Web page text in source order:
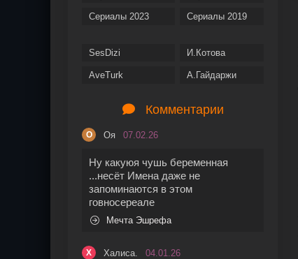
Сериалы 2023 Сериалы 2019
SesDizi
AveTurk
И.Котова
А.Гайдаржи
Комментарии
О Оя 07.02.26
Ну какуюя чушь беременная
...несёт Имена даже не
запоминаются в этом
говносереале
Мечта Эшрефа
Х Халиса. 04.01.26